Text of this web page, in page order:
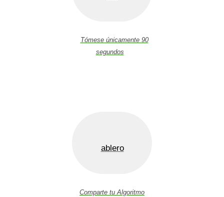
Tómese únicamente 90
segundos
ablero
Comparte tu Algoritmo